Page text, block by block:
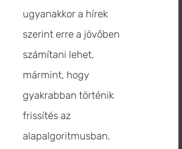
ugyanakkor a hírek
szerint erre a jövőben
számítani lehet,
mármint, hogy
gyakrabban történik
frissítés az
alapalgoritmusban.